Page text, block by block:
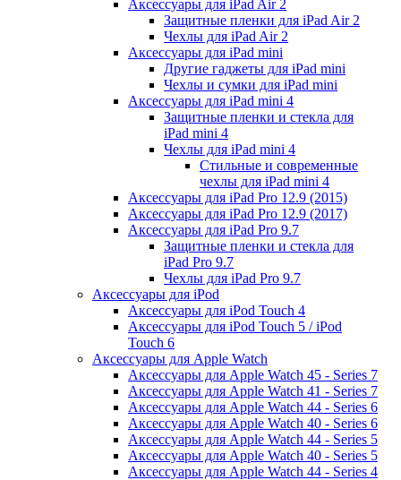
Аксессуары для iPad Air 2
Защитные пленки для iPad Air 2
Чехлы для iPad Air 2
Аксессуары для iPad mini
Другие гаджеты для iPad mini
Чехлы и сумки для iPad mini
Аксессуары для iPad mini 4
Защитные пленки и стекла для
iPad mini 4
Чехлы для iPad mini 4
Стильные и современные
чехлы для iPad mini 4
Аксессуары для iPad Pro 12.9 (2015)
Аксессуары для iPad Pro 12.9 (2017)
Аксессуары для iPad Pro 9.7
Защитные пленки и стекла для
iPad Pro 9.7
Чехлы для iPad Pro 9.7
Аксессуары для iPod
Аксессуары для iPod Touch 4
Аксессуары для iPod Touch 5 / iPod
Touch 6
Аксессуары для Apple Watch
Аксессуары для Apple Watch 45 - Series 7
Аксессуары для Apple Watch 41 - Series 7
Аксессуары для Apple Watch 44 - Series 6
Аксессуары для Apple Watch 40 - Series 6
Аксессуары для Apple Watch 44 - Series 5
Аксессуары для Apple Watch 40 - Series 5
Аксессуары для Apple Watch 44 - Series 4